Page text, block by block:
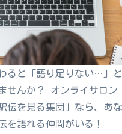
ると「語り足りない…」
せんか？ オンライサロン
伝を見る集団」なら、あ
を語れる仲間がいる！